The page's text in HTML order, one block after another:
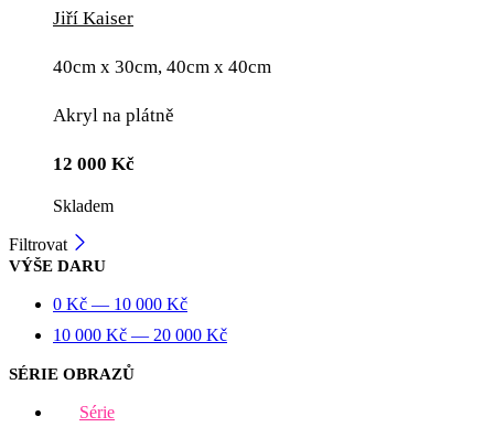
Jiří Kaiser
40cm x 30cm, 40cm x 40cm
Akryl na plátně
12 000 Kč
Skladem
Filtrovat
VÝŠE DARU
0 Kč — 10 000 Kč
10 000 Kč — 20 000 Kč
SÉRIE OBRAZŮ
Série